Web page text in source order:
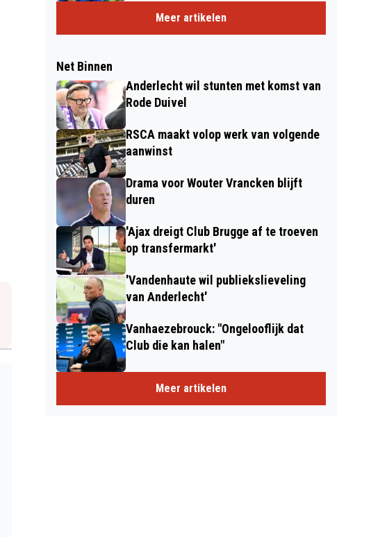
Meer artikelen
Net Binnen
Anderlecht wil stunten met komst van
Rode Duivel
RSCA maakt volop werk van volgende
aanwinst
Drama voor Wouter Vrancken blijft
duren
'Ajax dreigt Club Brugge af te troeven
op transfermarkt'
'Vandenhaute wil publiekslieveling
van Anderlecht'
Vanhaezebrouck: "Ongelooflijk dat
Club die kan halen"
Meer artikelen